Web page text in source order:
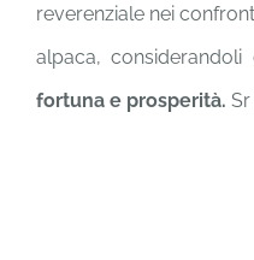
reverenziale nei
alpaca,
fortuna e prosperità.